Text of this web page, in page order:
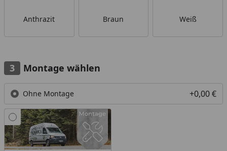
Anthrazit Braun Weiß
Montage wählen
Ohne Montage +0,00 €